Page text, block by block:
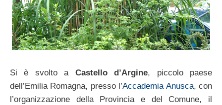
Si è svolto a Castello d’Argine, piccolo paese
dell’Emilia Romagna, presso l’Accademia Anusca, con
l’organizzazione della Provincia e del Comune, il